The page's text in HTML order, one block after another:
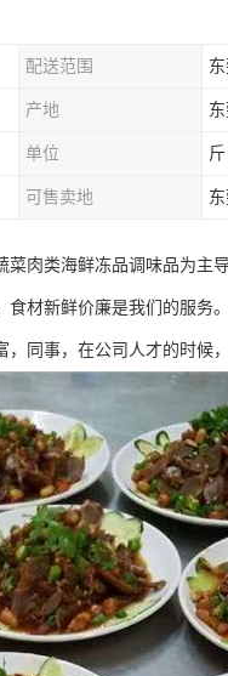
配送范围 东
产地
单位 斤
可售卖地 东
肉类海鲜冻品调味品为主
材新鲜价廉是我们的服务。
同事，在公司人才的时候